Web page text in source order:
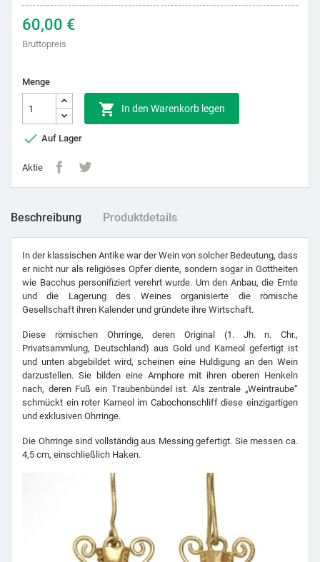
60,00 €
Bruttopreis
Menge
 In den Warenkorb legen
 Auf Lager
Aktie
Beschreibung Produktdetails
In der klassischen Antike war der Wein von solcher Bedeutung, dass
er nicht nur als religiöses Opfer diente, sondern sogar in Gottheiten
wie Bacchus personifiziert verehrt wurde. Um den Anbau, die Ernte
und die Lagerung des Weines organisierte die römische
Gesellschaft ihren Kalender und gründete ihre Wirtschaft.
Diese römischen Ohrringe, deren Original (1. Jh. n. Chr.,
Privatsammlung, Deutschland) aus Gold und Karneol gefertigt ist
und unten abgebildet wird, scheinen eine Huldigung an den Wein
darzustellen. Sie bilden eine Amphore mit ihren oberen Henkeln
nach, deren Fuß ein Traubenbündel ist. Als zentrale „Weintraube“
schmückt ein roter Karneol im Cabochonschliff diese einzigartigen
und exklusiven Ohrringe.
Die Ohrringe sind vollständig aus Messing gefertigt. Sie messen ca.
4,5 cm, einschließlich Haken.